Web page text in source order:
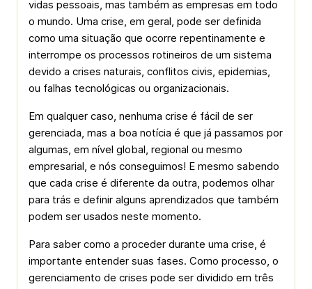
vidas pessoais, mas também as empresas em todo
o mundo. Uma crise, em geral, pode ser definida
como uma situação que ocorre repentinamente e
interrompe os processos rotineiros de um sistema
devido a crises naturais, conflitos civis, epidemias,
ou falhas tecnológicas ou organizacionais.
Em qualquer caso, nenhuma crise é fácil de ser
gerenciada, mas a boa notícia é que já passamos por
algumas, em nível global, regional ou mesmo
empresarial, e nós conseguimos! E mesmo sabendo
que cada crise é diferente da outra, podemos olhar
para trás e definir alguns aprendizados que também
podem ser usados neste momento.
Para saber como a proceder durante uma crise, é
importante entender suas fases. Como processo, o
gerenciamento de crises pode ser dividido em três